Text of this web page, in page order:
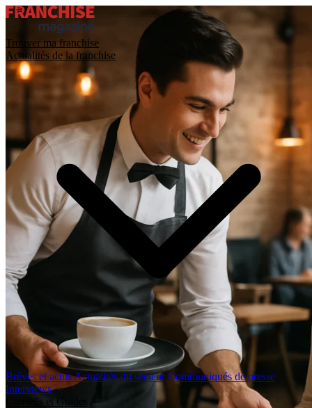
Trouver ma franchise
Actualités de la franchise
Brèves et actusActualités du secteurCommuniqués de presse
Interviews
Conseils et Guides